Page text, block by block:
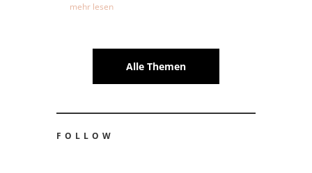
mehr lesen
Alle Themen
FOLLOW